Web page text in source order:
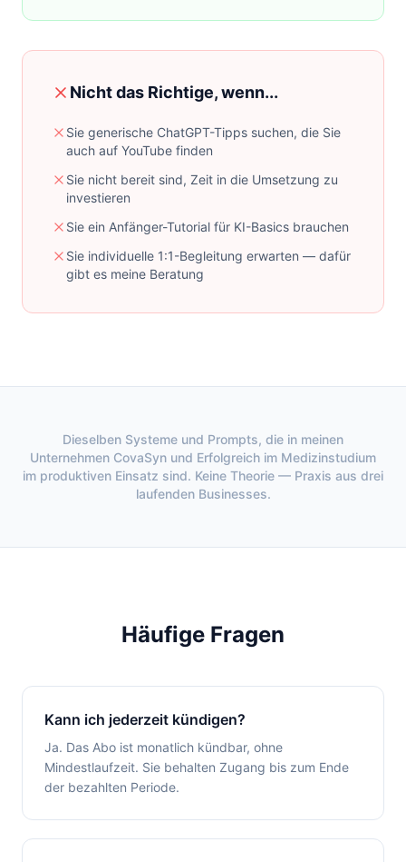
Nicht das Richtige, wenn...
Sie generische ChatGPT-Tipps suchen, die Sie
auch auf YouTube finden
Sie nicht bereit sind, Zeit in die Umsetzung zu
investieren
Sie ein Anfänger-Tutorial für KI-Basics brauchen
Sie individuelle 1:1-Begleitung erwarten — dafür
gibt es meine Beratung
Dieselben Systeme und Prompts, die in meinen
Unternehmen CovaSyn und Erfolgreich im Medizinstudium
im produktiven Einsatz sind. Keine Theorie — Praxis aus drei
laufenden Businesses.
Häufige Fragen
Kann ich jederzeit kündigen?
Ja. Das Abo ist monatlich kündbar, ohne
Mindestlaufzeit. Sie behalten Zugang bis zum Ende
der bezahlten Periode.